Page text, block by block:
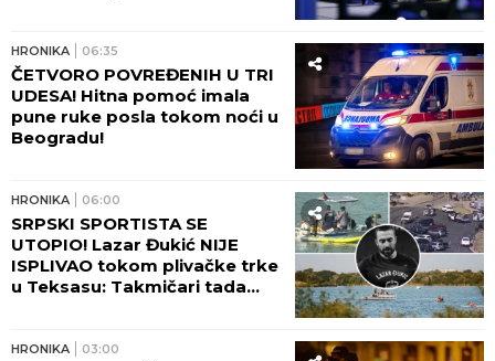
HRONIKA 06:35
ČETVORO POVREĐENIH U TRI
UDESA! Hitna pomoć imala
pune ruke posla tokom noći u
Beogradu!
HRONIKA 06:00
SRPSKI SPORTISTA SE
UTOPIO! Lazar Đukić NIJE
ISPLIVAO tokom plivačke trke
u Teksasu: Takmičari tada
HRONIKA 03:00